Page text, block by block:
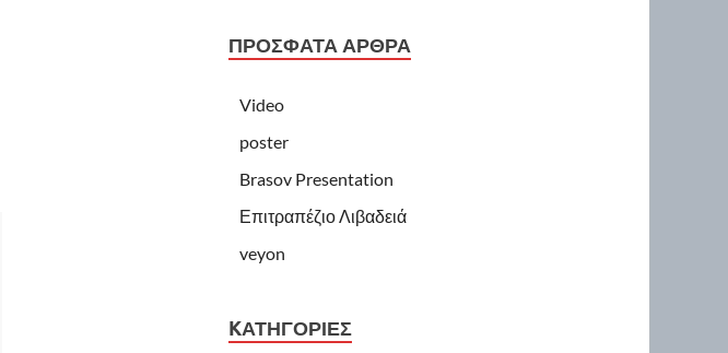
ΠΡΌΣΦΑΤΑ ΆΡΘΡΑ
Video
poster
Brasov Presentation
Επιτραπέζιο Λιβαδειά
veyon
KΑΤΗΓΟΡΊΕΣ